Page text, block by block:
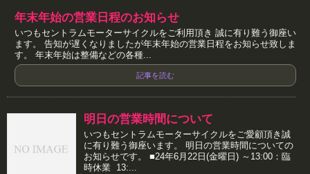
年末年始の営業日程のお知らせ
いつもセントラムモーターサイクルをご利用頂き 誠に有り難う御座い
ます。 告知が遅くなりましたが年末年始の営業日程をお知らせ致しま
す。 年末年始は整備などの各種...
記事を読む
明日の営業時間について
いつもセントラムモーターサイクルをご愛顧頂き誠
に有り難う御座います。 明日の営業時間についての
お知らせです。 ■24年6月22日(金曜日) ～13:00：臨
時休業 13:...